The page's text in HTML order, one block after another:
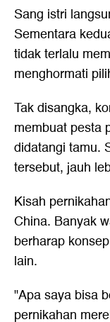
Sang istri
Sementara
tidak terlalu
menghormati
Tak disangka,
membuat pesta
didatangi tamu.
tersebut, jauh
Kisah
China. Banyak
berharap
lain.
"Apa saya bisa
pernikahan